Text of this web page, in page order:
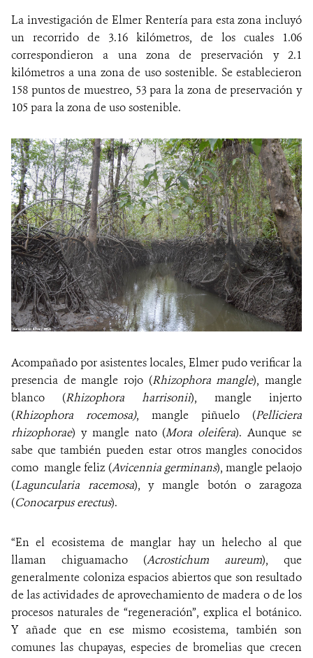
La investigación de Elmer Rentería para esta zona incluyó
un recorrido de 3.16 kilómetros, de los cuales 1.06
correspondieron a una zona de preservación y 2.1
kilómetros a una zona de uso sostenible. Se establecieron
158 puntos de muestreo, 53 para la zona de preservación y
105 para la zona de uso sostenible.
Acompañado por asistentes locales, Elmer pudo verificar la
presencia de mangle rojo (Rhizophora mangle), mangle
blanco (Rhizophora harrisonii), mangle injerto
(Rhizophora rocemosa), mangle piñuelo (Pelliciera
rhizophorae) y mangle nato (Mora oleifera). Aunque se
sabe que también pueden estar otros mangles conocidos
como mangle feliz (Avicennia germinans), mangle pelaojo
(Laguncularia racemosa), y mangle botón o zaragoza
(Conocarpus erectus).
“En el ecosistema de manglar hay un helecho al que
llaman chiguamacho (Acrostichum aureum), que
generalmente coloniza espacios abiertos que son resultado
de las actividades de aprovechamiento de madera o de los
procesos naturales de “regeneración”, explica el botánico.
Y añade que en ese mismo ecosistema, también son
comunes las chupayas, especies de bromelias que crecen